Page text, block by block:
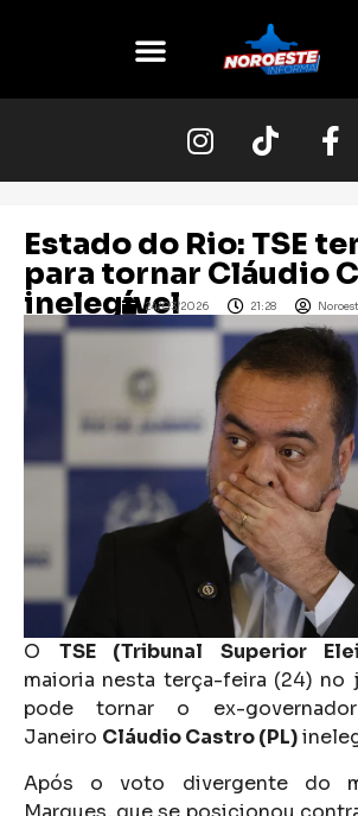
Estado do Rio: TSE
para tornar Cláudio
inelegível
24/03/2026 21:28
O TSE (Tribunal Superior
maioria nesta terça-feira (24) no
pode tornar o ex-
Janeiro Cláudio Castro (PL)
Após o voto divergente do